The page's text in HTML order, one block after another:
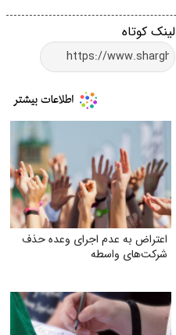
لینک کوتاه
اعتراض به عدم اجرای وعده حذف
شرکت‌های واسطه